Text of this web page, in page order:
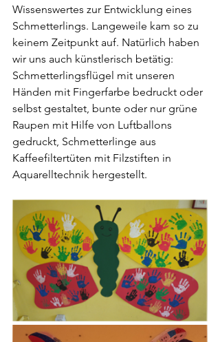
Wissenswertes zur Entwicklung eines
Schmetterlings. Langeweile kam so zu
keinem Zeitpunkt auf. Natürlich haben
wir uns auch künstlerisch betätig:
Schmetterlingsflügel mit unseren
Händen mit Fingerfarbe bedruckt oder
selbst gestaltet, bunte oder nur grüne
Raupen mit Hilfe von Luftballons
gedruckt, Schmetterlinge aus
Kaffeefiltertüten mit Filzstiften in
Aquarelltechnik hergestellt.